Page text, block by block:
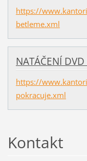
https://
betleme.xml
NATÁČENÍ DVD
https://
pokracuje.xml
Kontakt